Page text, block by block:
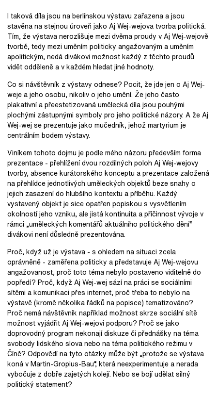
I taková díla jsou na berlínskou výstavu zařazena a jsou
stavěna na stejnou úroveň jako Aj Wej-wejova tvorba politická.
Tím, že výstava nerozlišuje mezi dvěma proudy v Aj Wej-wejově
tvorbě, tedy mezi uměním politicky angažovaným a uměním
apolitickým, nedá divákovi možnost každý z těchto proudů
vidět odděleně a v každém hledat jiné hodnoty.
Co si návštěvník z výstavy odnese? Pocit, že jde jen o Aj Wej-
weje a jeho osobu, nikoliv o jeho umění. Že jeho často
plakativní a přeestetizovaná umělecká díla jsou pouhými
plochými zástupnými symboly pro jeho politické názory. A že Aj
Wej-wej se prezentuje jako mučedník, jehož martyrium je
centrálním bodem výstavy.
Viníkem tohoto dojmu je podle mého názoru především forma
prezentace - přehlížení dvou rozdílných poloh Aj Wej-wejovy
tvorby, absence kurátorského konceptu a prezentace založená
na přehlídce jednotlivých uměleckých objektů beze snahy o
jejich zasazení do hlubšího kontextu a příběhu. Každý
vystavený objekt je sice opatřen popiskou s vysvětlením
okolností jeho vzniku, ale jistá kontinuita a příčinnost vývoje v
rámci „uměleckých komentářů aktuálního politického dění“
divákovi není důsledně prezentována.
Proč, když už je výstava - s ohledem na situaci zcela
oprávněně - zaměřena politicky a představuje Aj Wej-wejovu
angažovanost, proč toto téma nebylo postaveno viditelně do
popředí? Proč, když Aj Wej-wej sází na práci se sociálními
sítěmi a komunikaci přes internet, proč třeba to nebylo na
výstavě (kromě několika řádků na popisce) tematizováno?
Proč nemá návštěvník například možnost skrze sociální sítě
možnost vyjádřit Aj Wej-wejovi podporu? Proč se jako
doprovodný program nekonají diskuze či přednášky na téma
svobody lidského slova nebo na téma politického režimu v
Číně? Odpovědí na tyto otázky může být „protože se výstava
koná v Martin-Gropius-Bau“, která neexperimentuje a nerada
vybočuje z dobře zajetých kolejí. Nebo se bojí udělat silný
politický statement?